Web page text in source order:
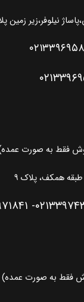
نیلوفر،زیر زمین
فقط به صورت
همکف، پلاک ۹
-
فقط به صورت عمده)